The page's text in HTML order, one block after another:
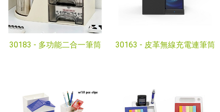
30183 - 多功能二合一筆筒 30163 - 皮革無線充電連筆筒